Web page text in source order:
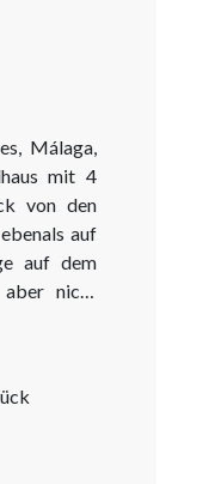
Málaga,
mit 4
von den
auf
auf dem
nicht
für einen